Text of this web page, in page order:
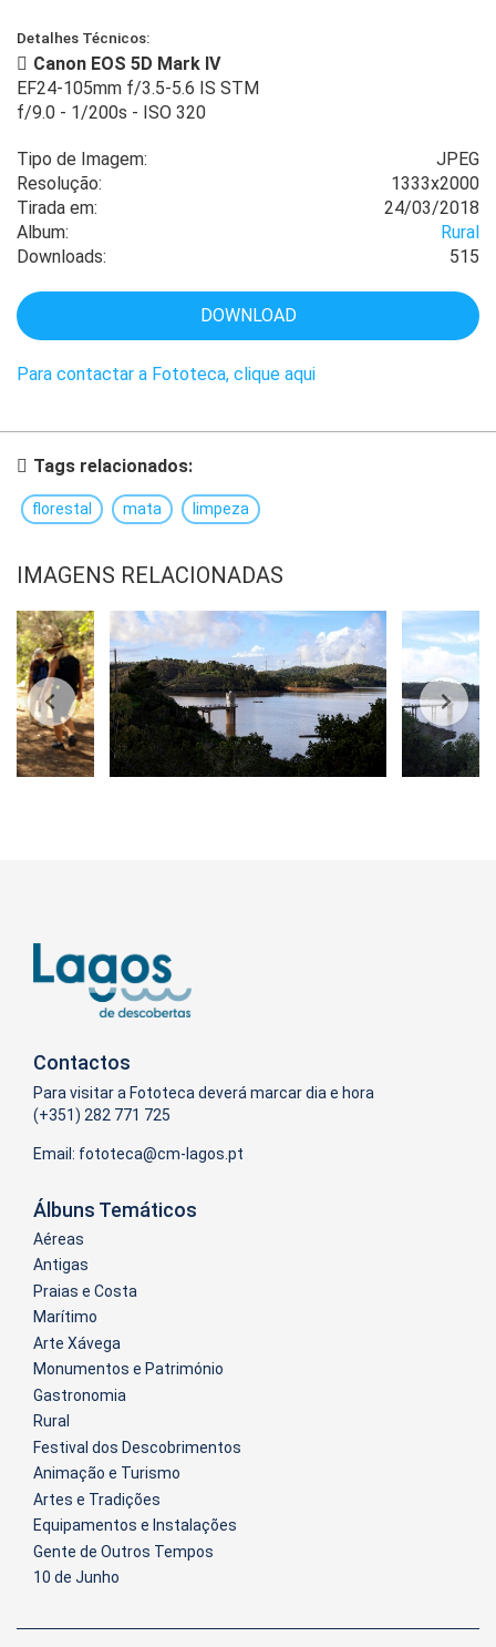
Detalhes Técnicos:
Canon EOS 5D Mark IV
EF24-105mm f/3.5-5.6 IS STM
f/9.0 - 1/200s - ISO 320
Tipo de Imagem:
JPEG
Resolução:
1333x2000
Tirada em:
24/03/2018
Album:
Rural
Downloads:
515
DOWNLOAD
Para contactar a Fototeca, clique aqui
Tags relacionados:
florestal mata limpeza
IMAGENS RELACIONADAS
Contactos
Para visitar a Fototeca deverá marcar dia e hora
(+351) 282 771 725
Email:
Álbuns Temáticos
Aéreas
Antigas
Praias e Costa
Marítimo
Arte Xávega
Monumentos e Património
Gastronomia
Rural
Festival dos Descobrimentos
Animação e Turismo
Artes e Tradições
Equipamentos e Instalações
Gente de Outros Tempos
10 de Junho